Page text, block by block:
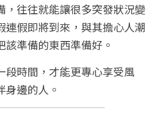
，往往就能讓很多突發狀況變
連假即將到來，與其擔心人潮
準備的東西準備好。
段時間，才能更專心享受風
身邊的人。